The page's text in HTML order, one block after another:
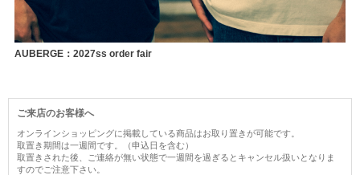
AUBERGE：2027ss order fair
ご来店のお客様へ
オンラインショッピングに掲載している商品はお取り置きが可能です。
取置き期間は一週間です。（申込日を含む）
取置きされた後、ご連絡が無い状態で一週間を過ぎるとキャンセル扱いとなりま
すのでご注意下さい。